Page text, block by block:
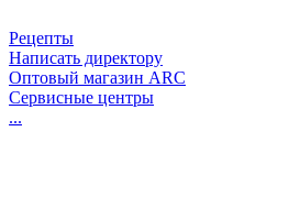
Рецепты
Написать директору
Оптовый магазин ARC
Сервисные центры
...